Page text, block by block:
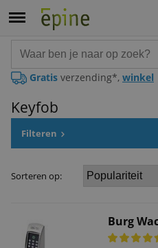
Gratis verzending*, winkel
Keyfob
Filteren
Sorteren op:
Burg